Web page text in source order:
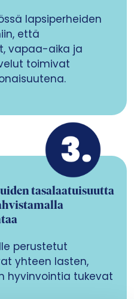
lapsiperheiden
että
vapaa-aika ja
toimivat
tasalaatuisuutta
perustetut
yhteen lasten,
hyvinvointia tukevat